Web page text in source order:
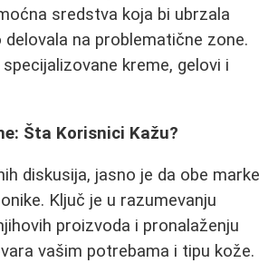
sredstva koja bi ubrzala
na problematične zone.
kreme, gelovi i
Šta Korisnici Kažu?
diskusija, jasno je da obe marke
Ključ je u razumevanju
proizvoda i pronalaženju
vašim potrebama i tipu kože.